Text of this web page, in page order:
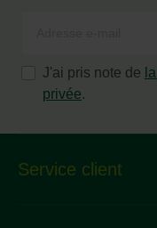
J'ai pris note de
privée.
Service client